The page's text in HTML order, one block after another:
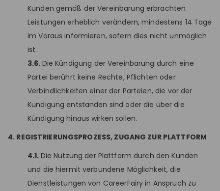
Kunden gemäß der Vereinbarung erbrachten
Leistungen erheblich verändern, mindestens 14 Tage
im Voraus informieren, sofern dies nicht unmöglich
ist.
3.6. Die Kündigung der Vereinbarung durch eine
Partei berührt keine Rechte, Pflichten oder
Verbindlichkeiten einer der Parteien, die vor der
Kündigung entstanden sind oder die über die
Kündigung hinaus wirken sollen.
4. REGISTRIERUNGSPROZESS, ZUGANG ZUR PLATTFORM
4.1. Die Nutzung der Plattform durch den Kunden
und die hiermit verbundene Möglichkeit, die
Dienstleistungen von CareerFairy in Anspruch zu